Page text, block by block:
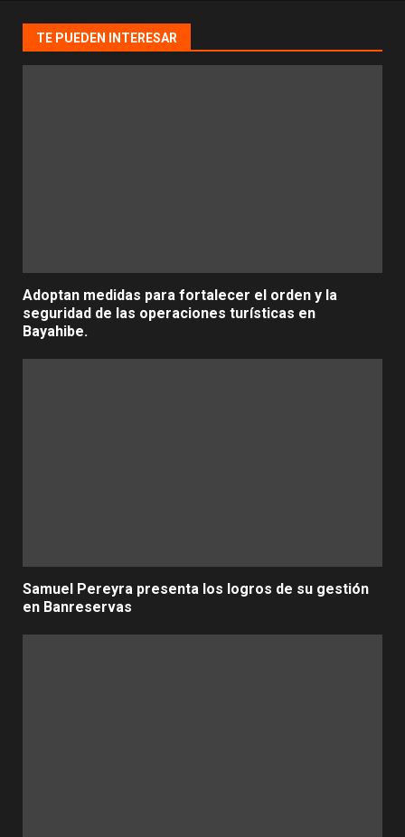
TE PUEDEN INTERESAR
Adoptan medidas para fortalecer el orden y la
seguridad de las operaciones turísticas en
Bayahibe.
Samuel Pereyra presenta los logros de su gestión
en Banreservas